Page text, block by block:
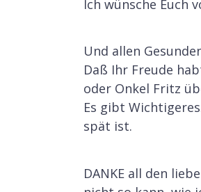
Ich wünsche Euch
Und allen
Daß Ihr Freude
oder Onkel Fritz
Es gibt
spät ist.
DANKE all den